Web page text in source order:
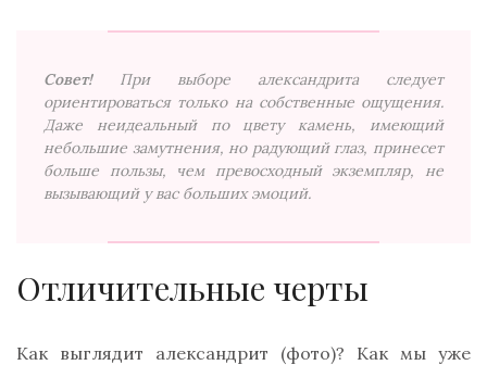
Совет!
При выборе александрита следует
ориентироваться только на собственные ощущения.
Даже неидеальный по цвету камень, имеющий
небольшие замутнения, но радующий глаз, принесет
больше пользы, чем превосходный экземпляр, не
вызывающий у вас больших эмоций.
Отличительные черты
Как выглядит александрит (фото)? Как мы уже